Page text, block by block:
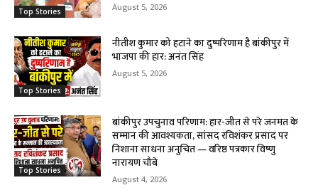
Top Stories August 5, 2026
Top Stories
नीतीश कुमार को हटाने का दुष्परिणाम है बांकीपुर में
भाजपा की हार: अनंत सिंह
August 5, 2026
Top Stories
बांकीपुर उपचुनाव परिणाम: हार-जीत से परे जनमत के
सम्मान की आवश्यकता, सांसद रविशंकर प्रसाद पर
निशाना साधना अनुचित — वरिष्ठ पत्रकार विष्णु
नारायण चौबे
August 4, 2026